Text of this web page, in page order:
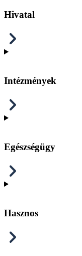
Hivatal
Intézmények
Egészségügy
Hasznos